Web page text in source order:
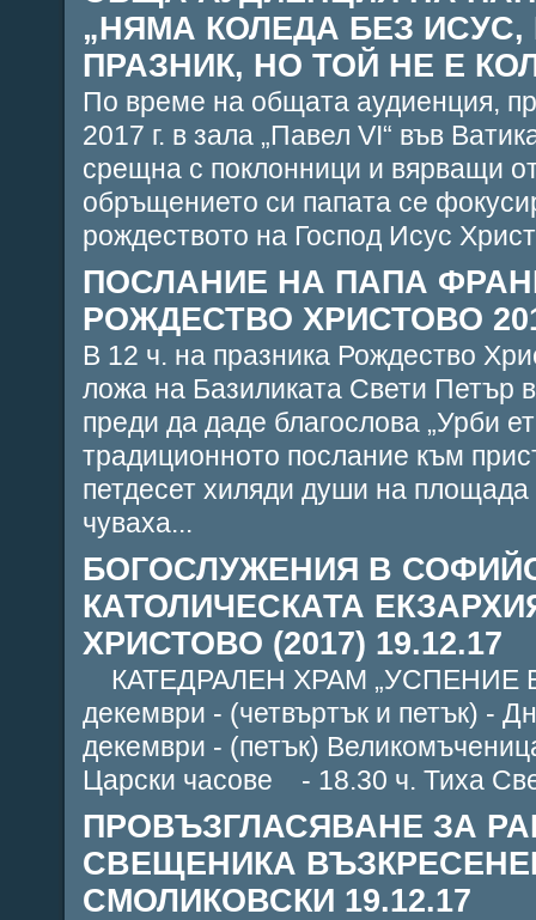
„НЯМА КОЛЕДА БЕЗ ИСУС,
ПРАЗНИК, НО ТОЙ НЕ Е
По време на общата аудиенция,
2017 г. в зала „Павел VІ“ във
срещна с поклонници и вярващи
обръщението си папата се
рождеството на Господ Исус
ПОСЛАНИЕ НА ПАПА
РОЖДЕСТВО ХРИСТОВО
В 12 ч. на празника Рождество
ложа на Базиликата Свети Петър
преди да даде благослова „Урби
традиционното послание към
петдесет хиляди души на площада
чуваха...
БОГОСЛУЖЕНИЯ В
КАТОЛИЧЕСКАТА
ХРИСТОВО (2017) 19.12.17
КАТЕДРАЛЕН ХРАМ „УСПЕНИЕ
декември - (четвъртък и петък) -
декември - (петък)
Царски часове - 18.30 ч. Тиха
ПРОВЪЗГЛАСЯВАНЕ ЗА
СВЕЩЕНИКА
СМОЛИКОВСКИ 19.12.17